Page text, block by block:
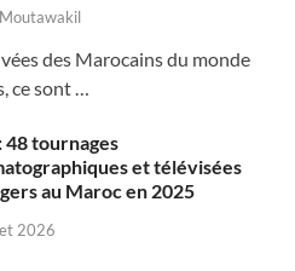
des Marocains du monde
ce sont …
48 tournages
et télévisées
au Maroc en 2025
2026